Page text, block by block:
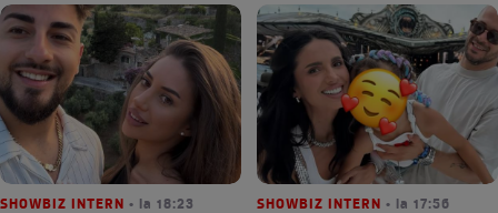
SHOWBIZ INTERN • la 18:23 SHOWBIZ INTERN • la 17:56